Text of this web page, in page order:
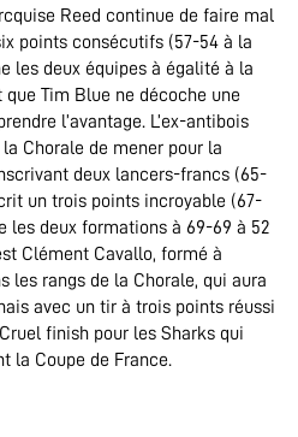
Reed continue de faire mal
points consécutifs (57-54 à la
les deux équipes à égalité à la
Tim Blue ne décoche une
l’avantage. L’ex-antibois
Chorale de mener pour la
deux lancers-francs (65-
un trois points incroyable (67-
les deux formations à 69-69 à 52
Clément Cavallo, formé à
les rangs de la Chorale, qui aura
avec un tir à trois points réussi
finish pour les Sharks qui
la Coupe de France.